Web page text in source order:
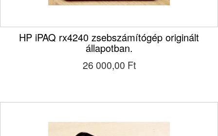
HP iPAQ rx4240 zsebszámítógép originált
állapotban.
26 000,00 Ft‎